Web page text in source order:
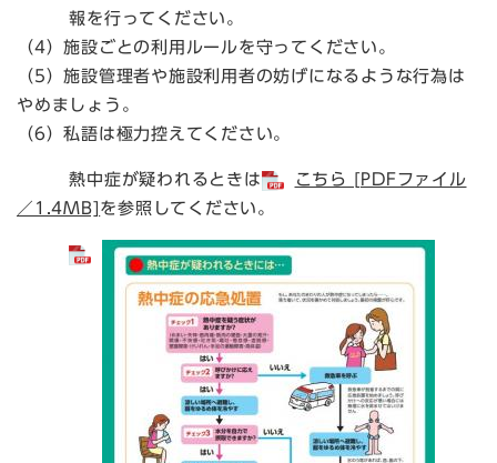
報を行ってください。
（4）施設ごとの利用ルールを守ってください。
（5）施設管理者や施設利用者の妨げになるような行為は
やめましょう。
（6）私語は極力控えてください。
熱中症が疑われるときは
こちら [PDFファイル
／1.4MB] を参照してください。
​​